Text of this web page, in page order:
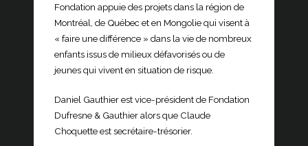
Fondation appuie des projets dans la région de
Montréal, de Québec et en Mongolie qui visent à
« faire une différence » dans la vie de nombreux
enfants issus de milieux défavorisés ou de
jeunes qui vivent en situation de risque.
Daniel Gauthier est vice-président de Fondation
Dufresne & Gauthier alors que Claude
Choquette est secrétaire-trésorier.